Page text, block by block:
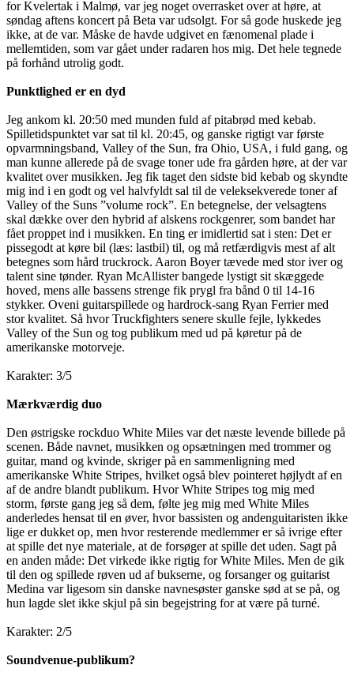
for Kvelertak i Malmø, var jeg noget overrasket over at høre, at
søndag aftens koncert på Beta var udsolgt. For så gode huskede jeg
ikke, at de var. Måske de havde udgivet en fænomenal plade i
mellemtiden, som var gået under radaren hos mig. Det hele tegnede
på forhånd utrolig godt.
Punktlighed er en dyd
Jeg ankom kl. 20:50 med munden fuld af pitabrød med kebab.
Spilletidspunktet var sat til kl. 20:45, og ganske rigtigt var første
opvarmningsband, Valley of the Sun, fra Ohio, USA, i fuld gang, og
man kunne allerede på de svage toner ude fra gården høre, at der var
kvalitet over musikken. Jeg fik taget den sidste bid kebab og skyndte
mig ind i en godt og vel halvfyldt sal til de veleksekverede toner af
Valley of the Suns ”volume rock”. En betegnelse, der velsagtens
skal dække over den hybrid af alskens rockgenrer, som bandet har
fået proppet ind i musikken. En ting er imidlertid sat i sten: Det er
pissegodt at køre bil (læs: lastbil) til, og må retfærdigvis mest af alt
betegnes som hård truckrock. Aaron Boyer tævede med stor iver og
talent sine tønder. Ryan McAllister bangede lystigt sit skæggede
hoved, mens alle bassens strenge fik prygl fra bånd 0 til 14-16
stykker. Oveni guitarspillede og hardrock-sang Ryan Ferrier med
stor kvalitet. Så hvor Truckfighters senere skulle fejle, lykkedes
Valley of the Sun og tog publikum med ud på køretur på de
amerikanske motorveje.
Karakter: 3/5
Mærkværdig duo
Den østrigske rockduo White Miles var det næste levende billede på
scenen. Både navnet, musikken og opsætningen med trommer og
guitar, mand og kvinde, skriger på en sammenligning med
amerikanske White Stripes, hvilket også blev pointeret højlydt af en
af de andre blandt publikum. Hvor White Stripes tog mig med
storm, første gang jeg så dem, følte jeg mig med White Miles
anderledes hensat til en øver, hvor bassisten og andenguitaristen ikke
lige er dukket op, men hvor resterende medlemmer er så ivrige efter
at spille det nye materiale, at de forsøger at spille det uden. Sagt på
en anden måde: Det virkede ikke rigtig for White Miles. Men de gik
til den og spillede røven ud af bukserne, og forsanger og guitarist
Medina var ligesom sin danske navnesøster ganske sød at se på, og
hun lagde slet ikke skjul på sin begejstring for at være på turné.
Karakter: 2/5
Soundvenue-publikum?